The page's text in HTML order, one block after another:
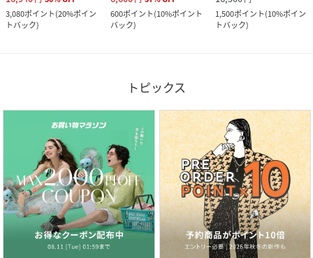
3,080ポイント(20%ポイン
トバック)
600ポイント(10%ポイント
バック)
1,500ポイント(10%ポイン
トバック)
トピックス